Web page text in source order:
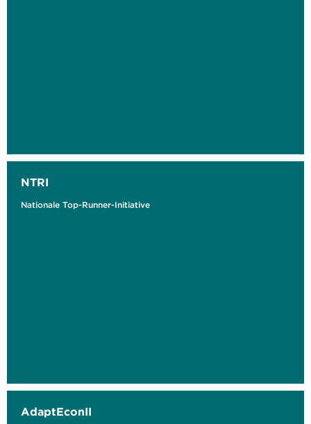
NTRI
Nationale Top-Runner-Initiative
AdaptEconII